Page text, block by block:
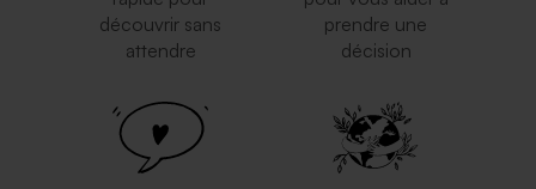
Enveloppe rectangulaire
Enveloppe mariage
découvrir sans
attendre
prendre une
décision